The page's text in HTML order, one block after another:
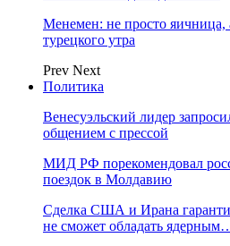
Менемен: не просто яичница,
турецкого утра
Prev Next
Политика
Венесуэльский лидер
общением с прессой
МИД РФ порекомендовал
поездок в Молдавию
Сделка США и Ирана
не сможет обладать